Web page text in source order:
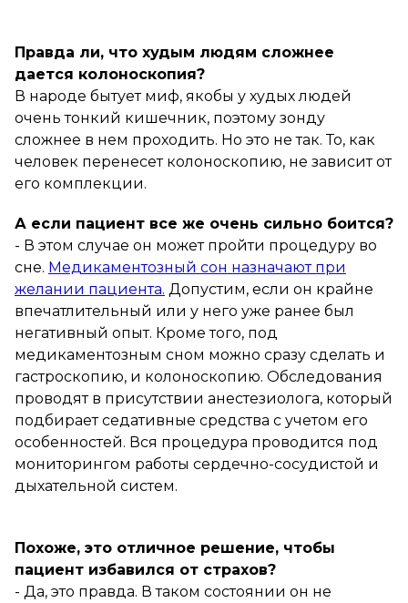
Правда ли, что худым людям сложнее
дается колоноскопия?
В народе бытует миф, якобы у худых людей
очень тонкий кишечник, поэтому зонду
сложнее в нем проходить. Но это не так. То, как
человек перенесет колоноскопию, не зависит от
его комплекции.
А если пациент все же очень сильно боится?
- В этом случае он может пройти процедуру во
сне. Медикаментозный сон назначают при
желании пациента. Допустим, если он крайне
впечатлительный или у него уже ранее был
негативный опыт. Кроме того, под
медикаментозным сном можно сразу сделать и
гастроскопию, и колоноскопию. Обследования
проводят в присутствии анестезиолога, который
подбирает седативные средства с учетом его
особенностей. Вся процедура проводится под
мониторингом работы сердечно-сосудистой и
дыхательной систем.
Похоже, это отличное решение, чтобы
пациент избавился от страхов?
- Да, это правда. В таком состоянии он не